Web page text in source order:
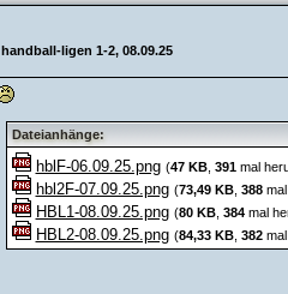
handball-ligen 1-2, 08.09.25
Dateianhänge:
hblF-06.09.25.png (47 KB, 391mal
hbl2F-07.09.25.png (73,49 KB, 388mal
HBL1-08.09.25.png (80 KB, 384mal
HBL2-08.09.25.png (84,33 KB, 382mal